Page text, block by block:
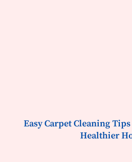
Easy Carpet Cleaning
Healthier